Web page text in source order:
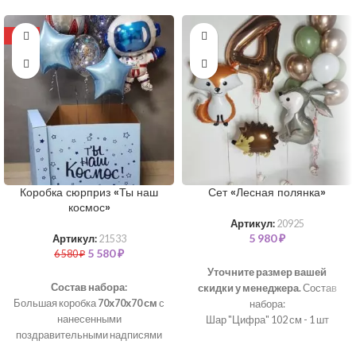
-15%
Коробка сюрприз «Ты наш
космос»
Артикул: 21533
6 580₽ 5 580₽
Состав набора:
Большая коробка 70х70х70 см с
нанесенными
поздравительными надписями
Сет «Лесная полянка»
Артикул: 20925
5 980₽
Уточните размер вашей
скидки у менеджера.Состав
набора:
Шар "Цифра" 102 см - 1 шт